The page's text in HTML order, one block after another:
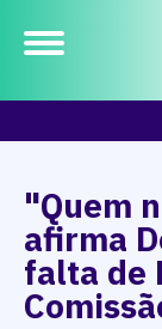
"Quem
afirma
falta de